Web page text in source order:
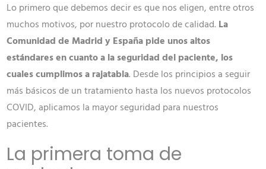
Lo primero que debemos decir es que nos eligen, entre otros
muchos motivos, por nuestro protocolo de calidad. La
Comunidad de Madrid y España pide unos altos
estándares en cuanto a la seguridad del paciente, los
cuales cumplimos a rajatabla. Desde los principios a seguir
más básicos de un tratamiento hasta los nuevos protocolos
COVID, aplicamos la mayor seguridad para nuestros
pacientes.
La primera toma de